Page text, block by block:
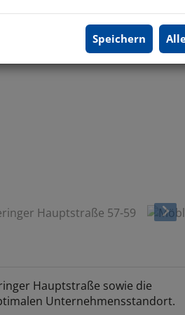
Hauptstraße sowie die
Unternehmensstandort.
Speichern